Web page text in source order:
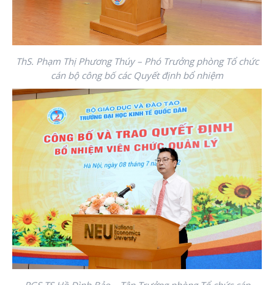
ThS. Phạm Thị Phương Thúy – Phó Trưởng phòng Tổ chức
cán bộ công bố các Quyết định bổ nhiệm